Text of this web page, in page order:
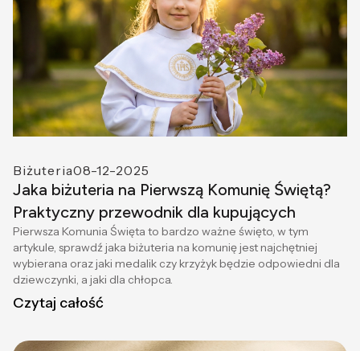
Biżuteria08-12-2025
Jaka biżuteria na Pierwszą Komunię Świętą?
Praktyczny przewodnik dla kupujących
Pierwsza Komunia Święta to bardzo ważne święto, w tym
artykule, sprawdź jaka biżuteria na komunię jest najchętniej
wybierana oraz jaki medalik czy krzyżyk będzie odpowiedni dla
dziewczynki, a jaki dla chłopca.
Czytaj całość